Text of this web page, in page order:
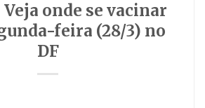
Veja onde se vacinar
feira (28/3) no
DF